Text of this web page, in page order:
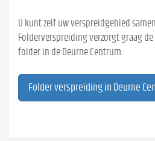
U kunt zelf uw verspreidgebied
Folderverspreiding verzorgt graag
folder in de Deurne Centrum.
Folder verspreiding in Deurne